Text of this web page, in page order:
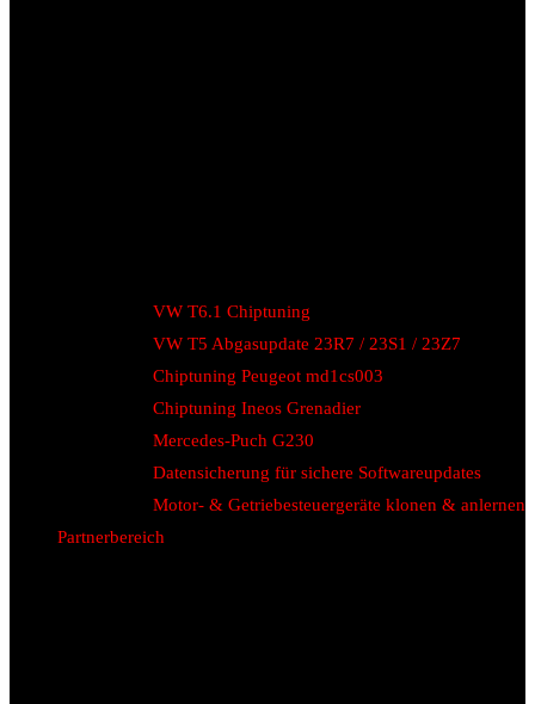
VW T6.1 Chiptuning
VW T5 Abgasupdate 23R7 / 23S1 / 23Z7
Chiptuning Peugeot md1cs003
Chiptuning Ineos Grenadier
Mercedes-Puch G230
Datensicherung für sichere Softwareupdates
Motor- & Getriebesteuergeräte klonen & anlernen
Partnerbereich